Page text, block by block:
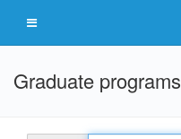
Graduate programs